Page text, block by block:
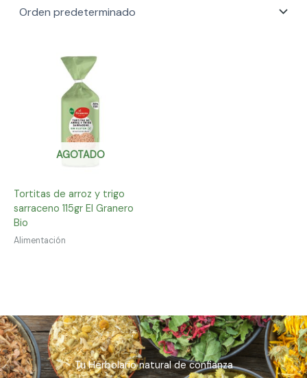
AGOTADO
Tortitas de arroz y trigo
sarraceno 115gr El Granero
Bio
Alimentación
Tu Herbolario natural de confianza